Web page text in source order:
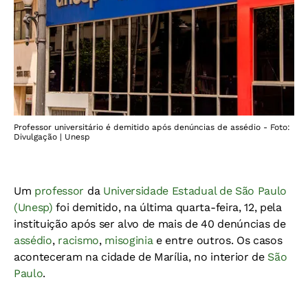
Professor universitário é demitido após denúncias de assédio - Foto:
Divulgação | Unesp
Um professor da Universidade Estadual de São Paulo
(Unesp) foi demitido, na última quarta-feira, 12, pela
instituição após ser alvo de mais de 40 denúncias de
assédio, racismo, misoginia e entre outros. Os casos
aconteceram na cidade de Marília, no interior de São
Paulo.